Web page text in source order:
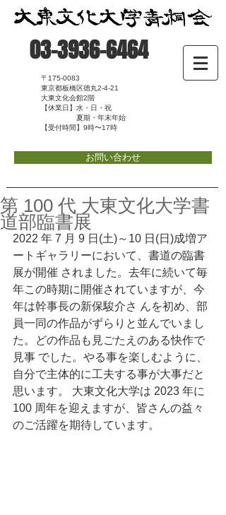
03-3936-6464
〒175-0083
東京都板橋区徳丸2-4-21
大東文化会館2階
【休業日】水・日・祝
夏期・年末年始
【受付時間】9時〜17時
お問い合わせ
第 100 代 大東文化大学書
道部臨書展
2022 年 7 月 9 日(土)～10 日(日)成増ア
ートギャラリーにおいて、書道の臨書
展が開催 されました。去年に続いて毎
年この時期に開催されていますが、今
年は幹事長の新保駿介さ んを初め、部
員一同の作品がずらりと並んでいまし
た。どの作品も見ごたえのある快作で
見事 でした。やる事を楽しむように、
自分で主体的に工夫する事が大事だと
思います。 大東文化大学は 2023 年に
100 周年を迎えますが、皆さんの益々
のご活躍を期待しています。